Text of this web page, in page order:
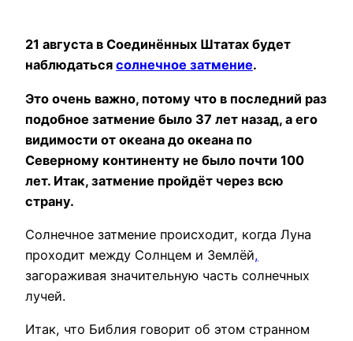
21 августа в Соединённых Штатах будет
наблюдаться солнечное затмение.
Это очень важно, потому что в последний раз
подобное затмение было 37 лет назад, а его
видимости от океана до океана по
Северному континенту не было почти 100
лет. Итак, затмение пройдёт через всю
страну.
Солнечное затмение происходит, когда Луна
проходит между Солнцем и Землёй,
загораживая значительную часть солнечных
лучей.
Итак, что Библия говорит об этом странном